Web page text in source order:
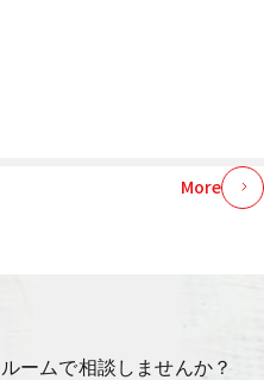
More
ームで相談しませんか？